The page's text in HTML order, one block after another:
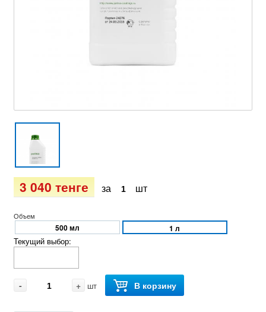
3 040 тенге за шт
Объем
500 мл 1 л
Текущий выбор:
- + шт В корзину